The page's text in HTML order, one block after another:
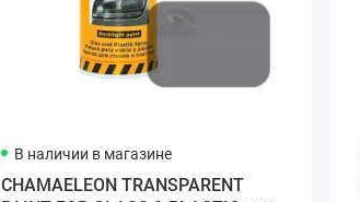
В наличии в магазине
CHAMAELEON TRANSPARENT